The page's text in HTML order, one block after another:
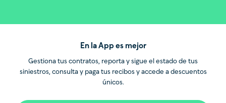
En la App es mejor
Gestiona tus contratos, reporta y sigue el estado de tus
siniestros, consulta y paga tus recibos y accede a descuentos
únicos.